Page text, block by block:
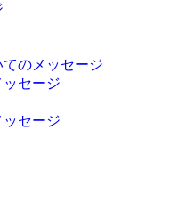
のメッセージ
セージ
セージ